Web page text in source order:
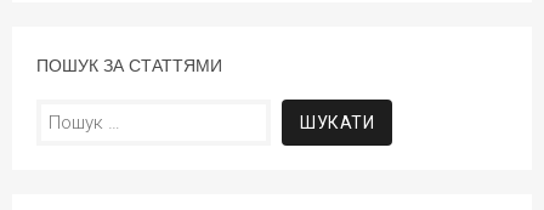
ПОШУК ЗА СТАТТЯМИ
Пошук: